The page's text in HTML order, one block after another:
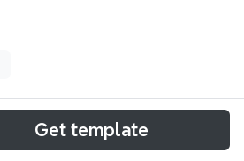
Get template